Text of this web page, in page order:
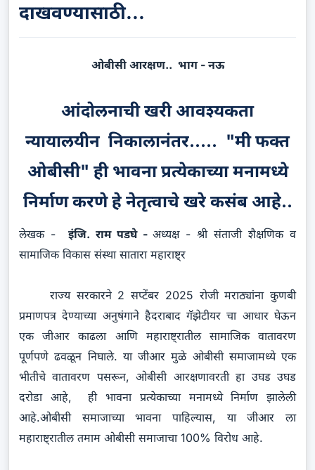
दाखवण्यासाठी...
ओबीसी आरक्षण.. भाग - नऊ
आंदोलनाची खरी आवश्यकता
न्यायालयीन निकालानंतर..... "मी फक्त
ओबीसी" ही भावना प्रत्येकाच्या मनामध्ये
निर्माण करणे हे नेतृत्वाचे खरे कसंब आहे..
लेखक - इंजि. राम पडघे -अध्यक्ष - श्री संताजी शैक्षणिक व
सामाजिक विकास संस्था सातारा महाराष्ट्र
राज्य सरकारने 2 सप्टेंबर 2025 रोजी मराठ्यांना कुणबी
प्रमाणपत्र देण्याच्या अनुषंगाने हैदराबाद गॅझेटीयर चा आधार घेऊन
एक जीआर काढला आणि महाराष्ट्रातील सामाजिक वातावरण
पूर्णपणे ढवळून निघाले. या जीआर मुळे ओबीसी समाजामध्ये एक
भीतीचे वातावरण पसरून, ओबीसी आरक्षणावरती हा उघड उघड
दरोडा आहे, ही भावना प्रत्येकाच्या मनामध्ये निर्माण झालेली
आहे.ओबीसी समाजाच्या भावना पाहिल्यास, या जीआर ला
महाराष्ट्रातील तमाम ओबीसी समाजाचा 100% विरोध आहे.